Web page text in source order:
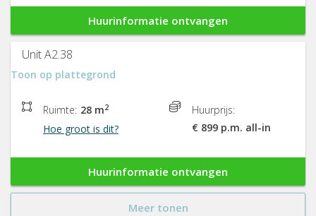
Huurinformatie ontvangen
Unit A2.38
Toon op plattegrond
Ruimte: 28 m2
Hoe groot is dit?
Huurprijs:
€ 899 p.m. all-in
Huurinformatie ontvangen
Meer tonen